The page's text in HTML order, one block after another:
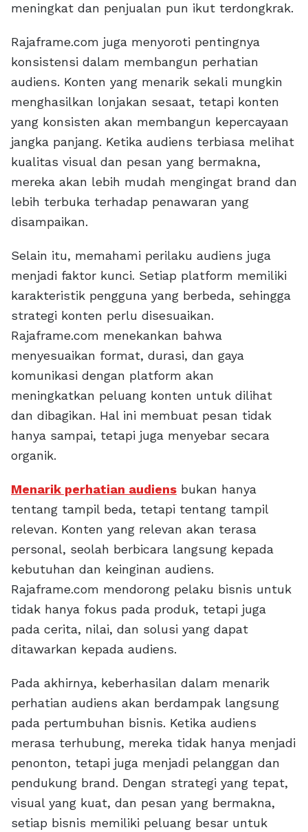
meningkat dan penjualan pun ikut terdongkrak.
Rajaframe.com juga menyoroti pentingnya
konsistensi dalam membangun perhatian
audiens. Konten yang menarik sekali mungkin
menghasilkan lonjakan sesaat, tetapi konten
yang konsisten akan membangun kepercayaan
jangka panjang. Ketika audiens terbiasa melihat
kualitas visual dan pesan yang bermakna,
mereka akan lebih mudah mengingat brand dan
lebih terbuka terhadap penawaran yang
disampaikan.
Selain itu, memahami perilaku audiens juga
menjadi faktor kunci. Setiap platform memiliki
karakteristik pengguna yang berbeda, sehingga
strategi konten perlu disesuaikan.
Rajaframe.com menekankan bahwa
menyesuaikan format, durasi, dan gaya
komunikasi dengan platform akan
meningkatkan peluang konten untuk dilihat
dan dibagikan. Hal ini membuat pesan tidak
hanya sampai, tetapi juga menyebar secara
organik.
Menarik perhatian audiens bukan hanya
tentang tampil beda, tetapi tentang tampil
relevan. Konten yang relevan akan terasa
personal, seolah berbicara langsung kepada
kebutuhan dan keinginan audiens.
Rajaframe.com mendorong pelaku bisnis untuk
tidak hanya fokus pada produk, tetapi juga
pada cerita, nilai, dan solusi yang dapat
ditawarkan kepada audiens.
Pada akhirnya, keberhasilan dalam menarik
perhatian audiens akan berdampak langsung
pada pertumbuhan bisnis. Ketika audiens
merasa terhubung, mereka tidak hanya menjadi
penonton, tetapi juga menjadi pelanggan dan
pendukung brand. Dengan strategi yang tepat,
visual yang kuat, dan pesan yang bermakna,
setiap bisnis memiliki peluang besar untuk